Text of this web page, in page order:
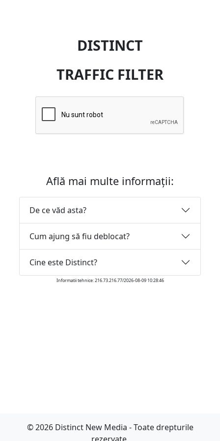
DISTINCT
TRAFFIC FILTER
Află mai multe informații:
De ce văd asta?
Cum ajung să fiu deblocat?
Cine este Distinct?
Informatii tehnice: 216.73.216.77/2026-08-09 10:28:46
© 2026 Distinct New Media - Toate drepturile